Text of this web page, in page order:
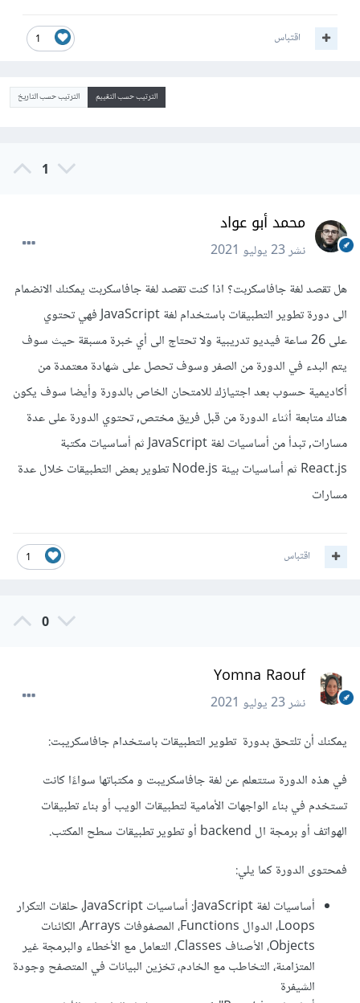
1 اقتباس
الترتيب حسب التقييم الترتيب حسب التاريخ
1
محمد أبو عواد
نشر23 يوليو 2021
هل تقصد لغة جافاسكربت؟ اذا كنت تقصد لغة جافاسكربت يمكنك الانضمام
الى دورة تطوير التطبيقات باستخدام لغة JavaScript فهي تحتوي
على 26 ساعة فيديو تدريبية ولا تحتاج الى أي خبرة مسبقة حيث سوف
يتم البدء في الدورة من الصفر وسوف تحصل على شهادة معتمدة من
أكاديمية حسوب بعد اجتيازك للامتحان الخاص بالدورة وأيضا سوف يكون
هناك متابعة أثناء الدورة من قبل فريق مختص, تحتوي الدورة على عدة
مسارات, تبدأ من أساسيات لغة JavaScript ثم أساسيات مكتبة
React.js ثم أساسيات بيئة Node.js تطوير بعض التطبيقات خلال عدة
مسارات
1 اقتباس
0
Yomna Raouf
نشر23 يوليو 2021
يمكنك أن تلتحق بدورة تطوير التطبيقات باستخدام جافاسكريبت:
في هذه الدورة ستتعلم عن لغة جافاسكريبت و مكتباتها سواءًا كانت
تستخدم في بناء الواجهات الأمامية لتطبيقات الويب أو بناء تطبيقات
الهواتف أو برمجة ال backend أو تطوير تطبيقات سطح المكتب.
فمحتوى الدورة كما يلي:
أساسيات لغة JavaScript: أساسيات JavaScript، حلقات التكرار
Loops، الدوال Functions، المصفوفات Arrays، الكائنات
Objects، الأصناف Classes، التعامل مع الأخطاء والبرمجة غير
المتزامنة، التخاطب مع الخادم، تخزين البيانات في المتصفح وجودة
الشيفرة